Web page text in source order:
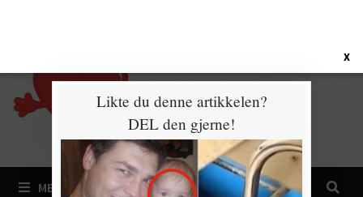
MENY
X
Likte du denne artikkelen?
DEL den gjerne!